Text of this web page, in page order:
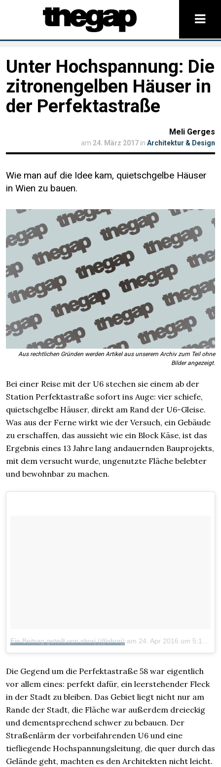
Unter Hochspannung: Die
zitronengelben Häuser in
der Perfektastraße
Meli Gerges
am 24. März 2017 in Architektur & Design
Wie man auf die Idee kam, quietschgelbe Häuser
in Wien zu bauen.
Aus rechtlichen Gründen werden Artikel aus unserem Archiv zum Teil ohne
Bilder angezeigt.
Bei einer Reise mit der U6 stechen sie einem ab der
Station Perfektastraße sofort ins Auge: vier schiefe,
quietschgelbe Häuser, direkt am Rand der U6-Gleise.
Was aus der Ferne wirkt wie der Versuch, ein Gebäude
zu erschaffen, das aussieht wie ein Block Käse, ist das
Ergebnis eines 13 Jahre lang andauernden Bauprojekts,
mit dem versucht wurde, ungenutzte Fläche belebter
und bewohnbar zu machen.
Ein Beitrag geteilt von shorj (@shorj) am 24. Apr 2016 um 5:17 Uhr
Die Gegend um die Perfektastraße 58 war eigentlich
vor allem eines: perfekt dafür, ein leerstehender Fleck
in der Stadt zu bleiben. Das Gebiet liegt nicht nur am
Rande der Stadt, die Fläche war außerdem dreieckig
und dementsprechend schwer zu bebauen. Der
Straßenlärm der vorbeifahrenden U6 und eine
tiefliegende Hochspannungsleitung, die quer durch das
Gelände geht, machten es den Architekten nicht leicht.